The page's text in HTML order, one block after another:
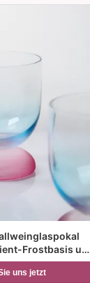
Frostbasis und
und
uns jetzt